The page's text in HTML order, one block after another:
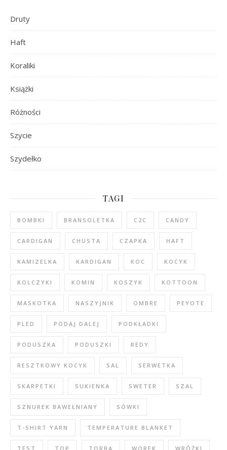
Druty
Haft
Koraliki
Książki
Różności
Szycie
Szydełko
TAGI
BOMBKI BRANSOLETKA C2C CANDY
CARDIGAN CHUSTA CZAPKA HAFT
KAMIZELKA KARDIGAN KOC KOCYK
KOLCZYKI KOMIN KOSZYK KOTTOON
MASKOTKA NASZYJNIK OMBRE PEYOTE
PLED PODAJ DALEJ PODKŁADKI
PODUSZKA PODUSZKI REDY
RESZTKOWY KOCYK SAL SERWETKA
SKARPETKI SUKIENKA SWETER SZAL
SZNUREK BAWEŁNIANY SÓWKI
T-SHIRT YARN TEMPERATURE BLANKET
TEST TOP TORBA WOREK WRÓŻKI